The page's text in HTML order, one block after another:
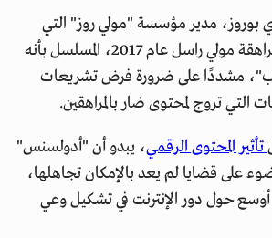
مدير مؤسسة "مولي روز" التي
تأسست بعد انتحار المراهقة مولي راسل عام 2017، المسلسل بأنه
مشددًا على ضرورة فرض تشريعات
التي تروج لمحتوى ضار بالمراهقين.
تأثير المحتوى الرقمي، يبدو أن "أدولسنس"
على قضايا لم يعد بالإمكان تجاهلها،
حول دور الإنترنت في تشكيل وعي